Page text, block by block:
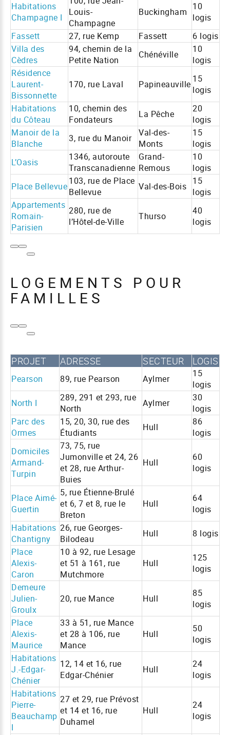
Habitations
Champagne I
Louis-
Champagne
Buckingham 10
logis
Fassett
27, rue Kemp Fassett
6 logis
Villa des
Cèdres
94, chemin de la
Petite Nation
Chénéville
10
logis
Résidence
Laurent-
Bissonnette
170, rue Laval Papineauville 15
logis
Habitations
du Côteau
10, chemin des
Fondateurs
La Pêche
20
logis
Manoir de la
Blanche
3, rue du Manoir
Val-des-
Monts
15
logis
L’Oasis
1346, autoroute
Transcanadienne
Grand-
Remous
10
logis
Place Bellevue103, rue de Place
Bellevue
Val-des-Bois 15
logis
Appartements
Romain-
Parisien
280, rue de
l’Hôtel-de-Ville
Thurso
40
logis
LOGEMENTS POUR
FAMILLES
PROJET ADRESSE SECTEUR LOGIS
Pearson 89, rue Pearson Aylmer
15
logis
North I
289, 291 et 293, rue
North
Aylmer
30
logis
Parc des
Ormes
15, 20, 30, rue des
Étudiants
Hull
86
logis
Domiciles
Armand-
Turpin
73, 75, rue
Jumonville et 24, 26
et 28, rue Arthur-
Buies
Hull
60
logis
Place Aimé-
Guertin
5, rue Étienne-Brulé
et 6, 7 et 8, rue le
Breton
Hull
64
logis
Habitations
Chantigny
26, rue Georges-
Bilodeau
Hull
8 logis
Place
Alexis-
Caron
10 à 92, rue Lesage
et 51 à 161, rue
Mutchmore
Hull
125
logis
Demeure
Julien-
Groulx
20, rue Mance Hull
85
logis
Place
Alexis-
Maurice
33 à 51, rue Mance
et 28 à 106, rue
Mance
Hull
50
logis
Habitations
J.-Edgar-
Chénier
12, 14 et 16, rue
Edgar-Chénier
Hull
24
logis
Habitations
Pierre-
Beauchamp
I
27 et 29, rue Prévost
et 14 et 16, rue
Duhamel
Hull
24
logis